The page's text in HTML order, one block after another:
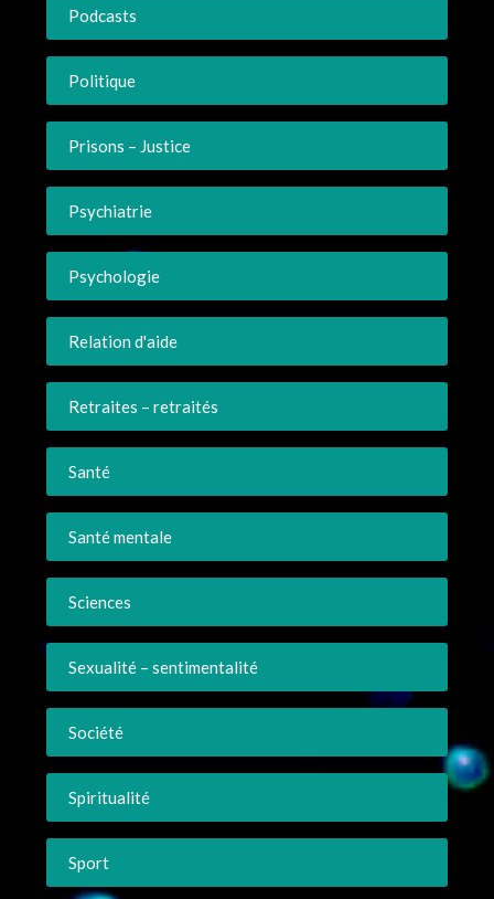
Podcasts
Politique
Prisons – Justice
Psychiatrie
Psychologie
Relation d'aide
Retraites – retraités
Santé
Santé mentale
Sciences
Sexualité – sentimentalité
Société
Spiritualité
Sport